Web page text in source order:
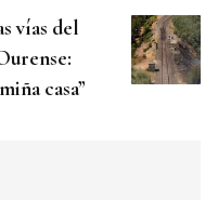
vías del
casa”